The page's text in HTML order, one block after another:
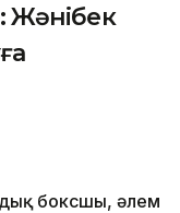
Жәнібек
боксшы, әлем